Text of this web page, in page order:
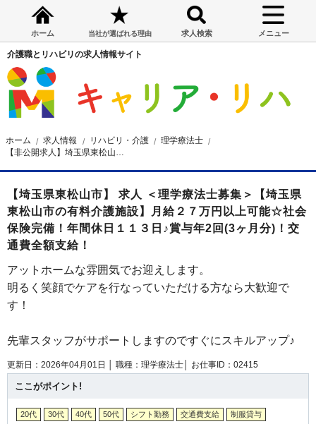
ホーム 当社が選ばれる理由 求人検索 メニュー
介護職とリハビリの求人情報サイト
ホーム 求人情報 リハビリ・介護
理学療法士
【埼玉県東松山市】 求人 ＜理学療法士募集＞【埼玉県
東松山市の有料介護施設】月給２７万円以上可能☆社会
保険完備！年間休日１１３日♪賞与年2回(3ヶ月分)！交
通費全額支給！
アットホームな雰囲気でお迎えします。
明るく笑顔でケアを行なっていただける方なら大歓迎で
す！
先輩スタッフがサポートしますのですぐにスキルアップ♪
更新日：2026年04月01日 │ 職種：理学療法士│ お仕事ID：02415
ここがポイント!
20代 30代 40代 50代 シフト勤務 交通費支給
制服貸与